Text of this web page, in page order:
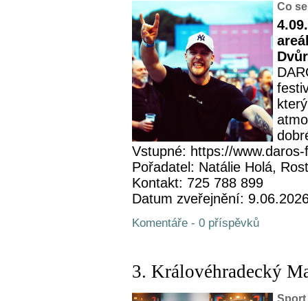
Co
Vstupné: https://
Pořadatel: Natálie Holá,
Kontakt: 725 788 899
Datum zveřejnění:
Komentáře - 0 příspěvků
3. Královéhradecký
Sport